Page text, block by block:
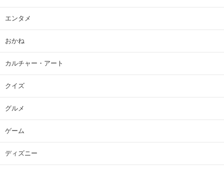
エンタメ
おかね
カルチャー・アート
クイズ
グルメ
ゲーム
ディズニー